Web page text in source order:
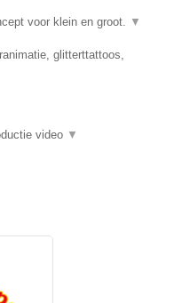
voor klein en groot. ▼
glitterttattoos,
video ▼